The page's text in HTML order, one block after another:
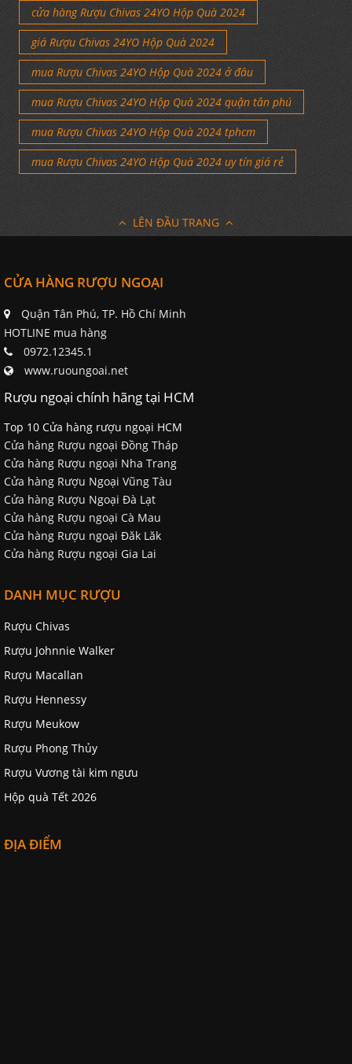
cửa hàng Rượu Chivas 24YO Hộp Quà 2024
giá Rượu Chivas 24YO Hộp Quà 2024
mua Rượu Chivas 24YO Hộp Quà 2024 ở đâu
mua Rượu Chivas 24YO Hộp Quà 2024 quận tân phú
mua Rượu Chivas 24YO Hộp Quà 2024 tphcm
mua Rượu Chivas 24YO Hộp Quà 2024 uy tín giá rẻ
LÊN ĐẦU TRANG
CỬA HÀNG RƯỢU NGOẠI
Quận Tân Phú, TP. Hồ Chí Minh
HOTLINE mua hàng
0972.12345.1
www.ruoungoai.net
Rượu ngoại chính hãng tại HCM
Top 10 Cửa hàng rượu ngoại HCM
Cửa hàng Rượu ngoại Đồng Tháp
Cửa hàng Rượu ngoại Nha Trang
Cửa hàng Rượu Ngoại Vũng Tàu
Cửa hàng Rượu Ngoại Đà Lạt
Cửa hàng Rượu ngoại Cà Mau
Cửa hàng Rượu ngoại Đăk Lăk
Cửa hàng Rượu ngoại Gia Lai
DANH MỤC RƯỢU
Rượu Chivas
Rượu Johnnie Walker
Rượu Macallan
Rượu Hennessy
Rượu Meukow
Rượu Phong Thủy
Rượu Vương tài kim ngưu
Hộp quà Tết 2026
ĐỊA ĐIỂM